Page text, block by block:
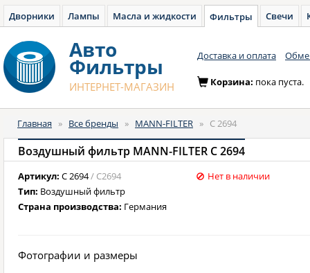
Дворники Лампы Масла и жидкости Фильтры Свечи
Авто
Фильтры
ИНТЕРНЕТ-МАГАЗИН
Доставка и оплата
Корзина: пока пуста.
Главная » Все бренды » MANN-FILTER » C 2694
Воздушный фильтр MANN-FILTER C 2694
Артикул: C 2694/ C2694
Тип: Воздушный фильтр
Страна производства: Германия
Нет в наличии
Фотографии и размеры